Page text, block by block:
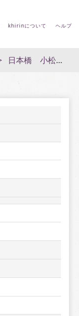
khirinについて ヘルプ
日本橋 小松屋